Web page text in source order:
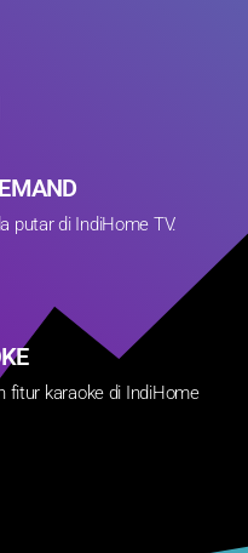
putar di IndiHome TV.
fitur karaoke di IndiHome